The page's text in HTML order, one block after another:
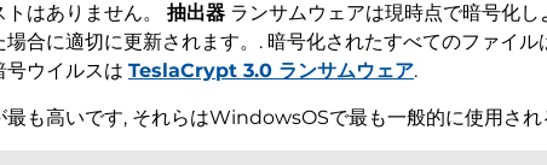
はありません。 抽出器 ランサムウェアは現時点で暗号化し
合に適切に更新されます。. 暗号化されたすべてのファイル
号ウイルスは TeslaCrypt 3.0 ランサムウェア.
も高いです, それらはWindowsOSで最も一般的に使用され